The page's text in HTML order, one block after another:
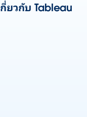
ยวกับ Tableau